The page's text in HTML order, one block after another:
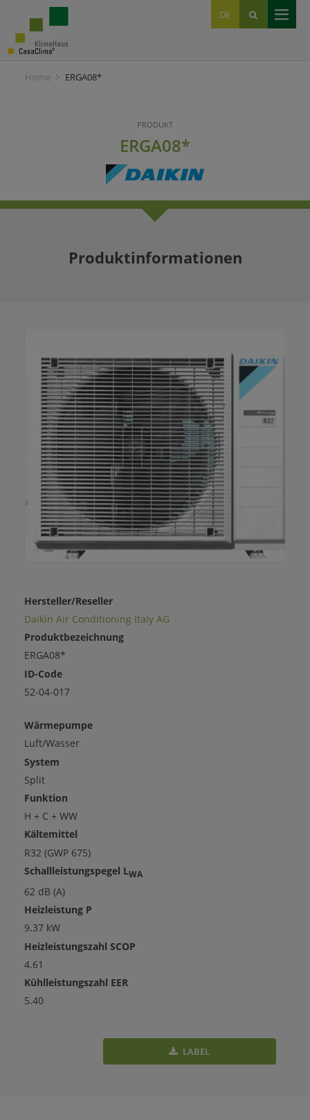
DE
IT
EN
Home ERGA08*
PRODUKT
ERGA08*
Produktinformationen
Hersteller/Reseller
Daikin Air Conditioning Italy AG
Produktbezeichnung
ERGA08*
ID-Code
52-04-017
Wärmepumpe
Luft/Wasser
System
Split
Funktion
H + C + WW
Kältemittel
R32 (GWP 675)
Schallleistungspegel LWA
62 dB (A)
Heizleistung P
9.37 kW
Heizleistungszahl SCOP
4.61
Kühlleistungszahl EER
5.40
LABEL